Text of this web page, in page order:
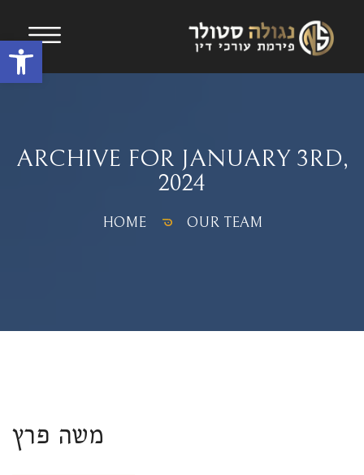
ARCHIVE FOR JANUARY 3RD,
2024
HOME OUR TEAM
משה פרץ
Open toolbar